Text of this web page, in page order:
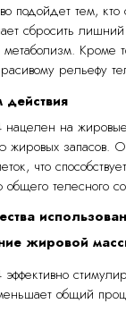
подойдет тем,
сбросить лишний
метаболизм.
рельефу
на
жировых запасов.
что
телесного
жировой
общий